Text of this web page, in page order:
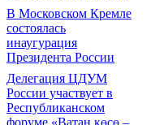
В Московском Кремле
состоялась
инаугурация
Президента России
Делегация ЦДУМ
России участвует в
Республиканском
форуме «Ватан көсө –